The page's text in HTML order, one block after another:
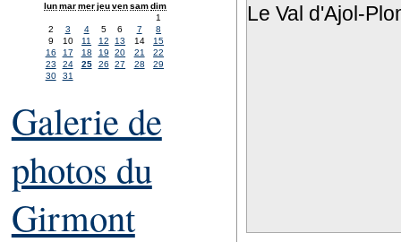
Le Val d'Ajol-
lunmarmerjeuvensamdim
1
2
3 4 5 6 7
8
9
10 11 12 13 14
15
16
17 18 19 20 21
22
23
24 25 26 27 28
29
30
31
Galerie de
photos du
Girmont